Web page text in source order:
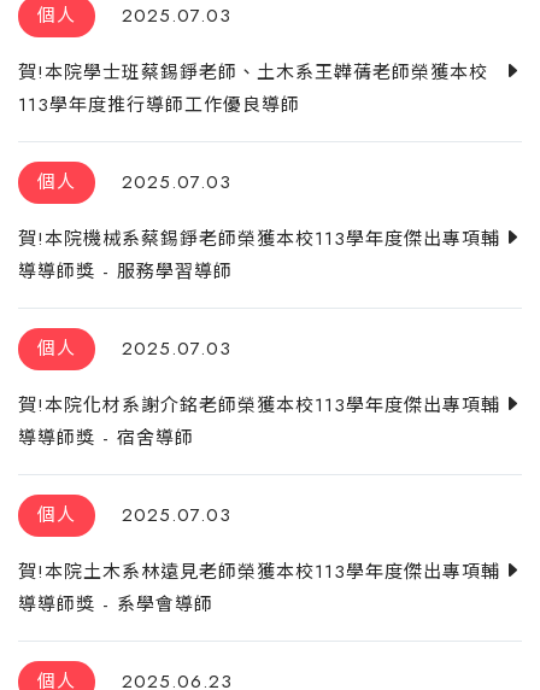
個人 2025.07.03
賀!本院學士班蔡錫錚老師、土木系王韡蒨老師榮獲本校
113學年度推行導師工作優良導師
個人 2025.07.03
賀!本院機械系蔡錫錚老師榮獲本校113學年度傑出專項輔
導導師獎 - 服務學習導師
個人 2025.07.03
賀!本院化材系謝介銘老師榮獲本校113學年度傑出專項輔
導導師獎 - 宿舍導師
個人 2025.07.03
賀!本院土木系林遠見老師榮獲本校113學年度傑出專項輔
導導師獎 - 系學會導師
個人 2025.06.23